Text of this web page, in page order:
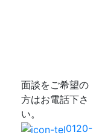
面談をご希望の
方はお電話下さ
い。
0120-